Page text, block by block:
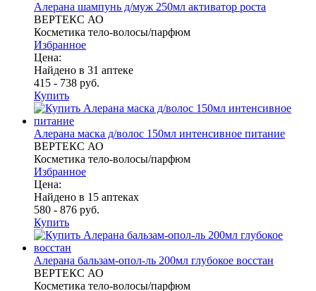
Алерана шампунь д/муж 250мл активатор роста
ВЕРТЕКС АО
Косметика тело-волосы/парфюм
Избранное
Цена:
Найдено в 31 аптеке
415 - 738 руб.
Купить
Алерана маска д/волос 150мл интенсивное питание
ВЕРТЕКС АО
Косметика тело-волосы/парфюм
Избранное
Цена:
Найдено в 15 аптеках
580 - 876 руб.
Купить
Алерана бальзам-опол-ль 200мл глубокое восстан
ВЕРТЕКС АО
Косметика тело-волосы/парфюм